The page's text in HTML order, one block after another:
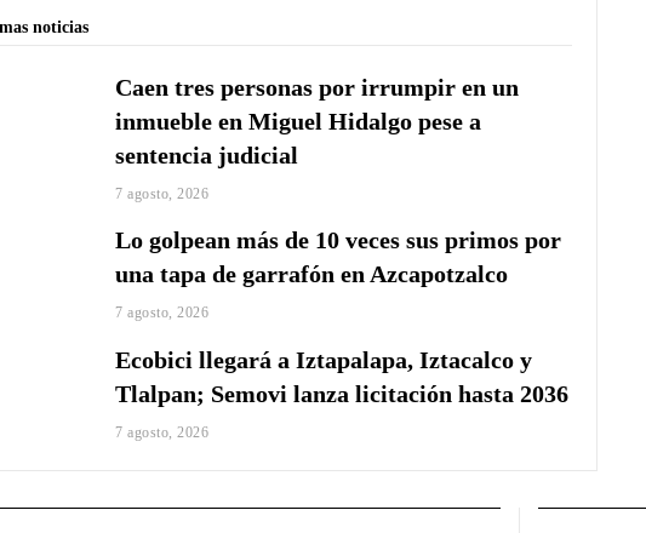
noticias
Caen tres personas por irrumpir en un
inmueble en Miguel Hidalgo pese a
sentencia judicial
7 agosto, 2026
Lo golpean más de 10 veces sus primos por
una tapa de garrafón en Azcapotzalco
7 agosto, 2026
Ecobici llegará a Iztapalapa, Iztacalco y
Tlalpan; Semovi lanza licitación hasta 2036
7 agosto, 2026